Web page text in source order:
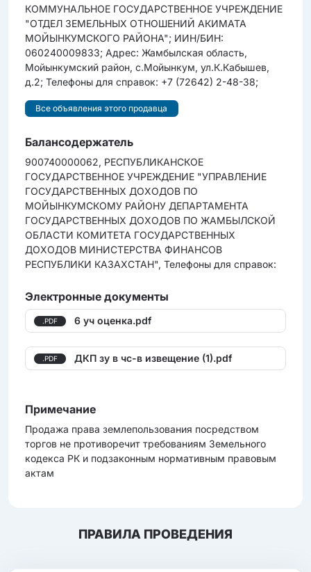
КОММУНАЛЬНОЕ ГОСУДАРСТВЕННОЕ УЧРЕЖДЕНИЕ
"ОТДЕЛ ЗЕМЕЛЬНЫХ ОТНОШЕНИЙ АКИМАТА
МОЙЫНКУМСКОГО РАЙОНА"; ИИН/БИН:
060240009833; Адрес: Жамбылская область,
Мойынкумский район, с.Мойынкум, ул.К.Кабышев,
д.2; Телефоны для справок: +7 (72642) 2-48-38;
Все объявления этого продавца
Балансодержатель
900740000062, РЕСПУБЛИКАНСКОЕ
ГОСУДАРСТВЕННОЕ УЧРЕЖДЕНИЕ "УПРАВЛЕНИЕ
ГОСУДАРСТВЕННЫХ ДОХОДОВ ПО
МОЙЫНКУМСКОМУ РАЙОНУ ДЕПАРТАМЕНТА
ГОСУДАРСТВЕННЫХ ДОХОДОВ ПО ЖАМБЫЛСКОЙ
ОБЛАСТИ КОМИТЕТА ГОСУДАРСТВЕННЫХ
ДОХОДОВ МИНИСТЕРСТВА ФИНАНСОВ
РЕСПУБЛИКИ КАЗАХСТАН", Телефоны для справок:
Электронные документы
.PDF 6 уч оценка.pdf
.PDF ДКП зу в чс-в извещение (1).pdf
Примечание
Продажа права землепользования посредством
торгов не противоречит требованиям Земельного
кодекса РК и подзаконным нормативным правовым
актам
ПРАВИЛА ПРОВЕДЕНИЯ